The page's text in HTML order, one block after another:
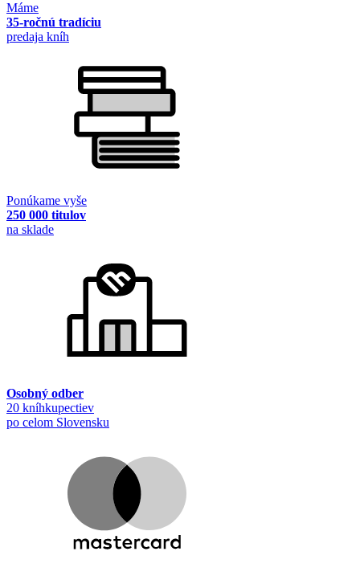
Máme
35-ročnú tradíciu
predaja kníh
Ponúkame vyše
250 000 titulov
na sklade
Osobný odber
20 kníhkupectiev
po celom Slovensku